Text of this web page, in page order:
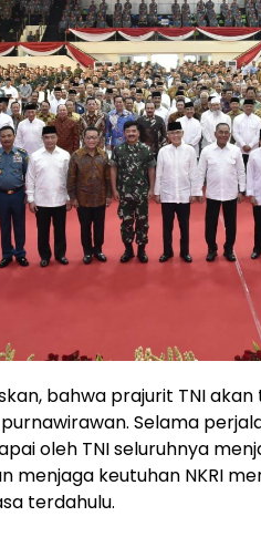
bahwa prajurit TNI
Selama
oleh TNI seluruhnya
menjaga keutuhan NKRI
terdahulu.